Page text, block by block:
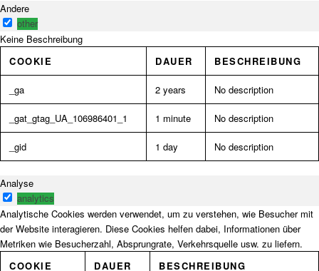
Andere
other
Keine Beschreibung
COOKIE
DAUER BESCHREIBUNG
_ga 2 years No description
_gat_gtag_UA_106986401_1 1 minute No description
_gid 1 day No description
Analyse
analytics
Analytische Cookies werden verwendet, um zu verstehen, wie Besucher mit
der Website interagieren. Diese Cookies helfen dabei, Informationen über
Metriken wie Besucherzahl, Absprungrate, Verkehrsquelle usw. zu liefern.
COOKIE
DAUER BESCHREIBUNG